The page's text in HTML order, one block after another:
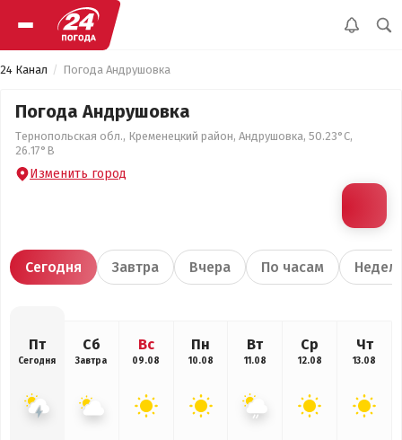
24 Канал Погода Андрушовка
Погода Андрушовка
Тернопольская обл., Кременецкий район, Андрушовка, 50.23°С,
26.17°В
Изменить город
Сегодня Завтра Вчера По часам
Пт
Сегодня
Сб
Завтра
Вс
09.08
Пн
10.08
Вт
11.08
Ср
12.08
Чт
13.08